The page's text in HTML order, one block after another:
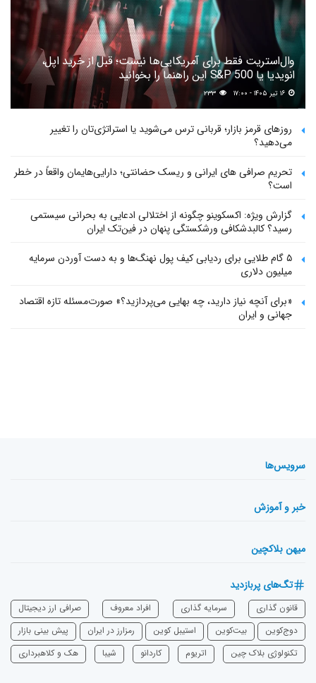
وال‌استریت فقط برای آمریکایی‌ها نیست؛ قبل از خرید اپل،
انویدیا یا S&P 500 این راهنما را بخوانید
۲۳۳
روزهای قرمز بازار؛ قربانی ترس می‌شوید یا استراتژی‌تان را تغییر
می‌دهید؟
تحریم صرافی های ایرانی و ریسک حضانتی؛ دارایی‌هایمان واقعاً در خطر
است؟
گزارش ویژه: اکسکوینو چگونه از اختلالی ادعایی به بحرانی سیستمی
رسید؟ کالبدشکافی ورشکستگی پنهان در فین‌تک ایران
۵ گام طلایی برای ردیابی کیف پول‌ نهنگ‌ها و به دست آوردن سرمایه
میلیون دلاری
«برای آنچه نیاز دارید، چه بهایی می‌پردازید؟» صورت‌مسئله تازه اقتصاد
جهانی و ایران
سرویس‌ها
خبر و آموزش
میهن بلاکچین
تگ‌های پربازدید
قانون گذاری سرمایه‌ گذاری افراد معروف
صرافی ارز دیجیتال
دوج‌کوین
بیت‌کوین استیبل کوین رمزارز در ایران
پیش بینی بازار
تکنولوژی بلاک چین
اتریوم ‌کاردانو شیبا هک و کلاهبرداری